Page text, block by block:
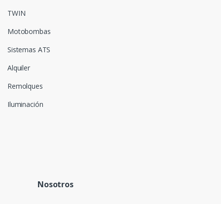
TWIN
Motobombas
Sistemas ATS
Alquiler
Remolques
Iluminación
Nosotros